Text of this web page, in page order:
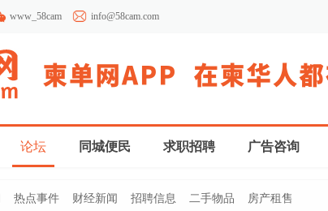
www_58cam info@58cam.com
论坛 同城便民 求职招聘 广告咨询
热点事件 财经新闻 招聘信息 二手物品
房产租售